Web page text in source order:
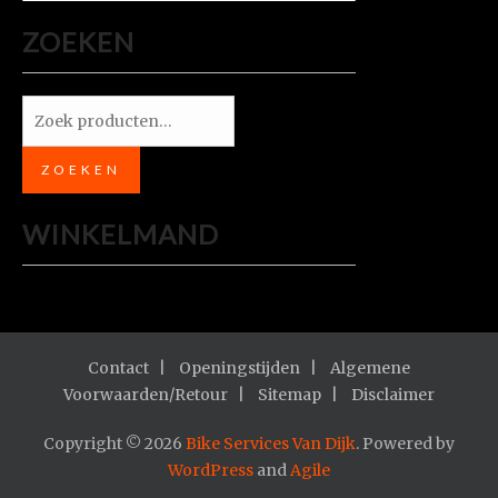
ZOEKEN
Zoeken
ZOEKEN
WINKELMAND
Contact Openingstijden
Algemene
Voorwaarden/Retour
Sitemap Disclaimer
Copyright © 2026 Bike Services Van Dijk. Powered by
WordPress andAgile